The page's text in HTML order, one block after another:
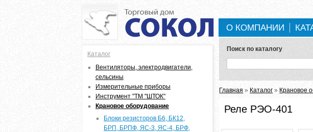
О КОМПАНИИ
Поиск по каталогу
Вы здесь
Главная»Каталог »Крановое
Реле РЭО-401
Каталог
Вентиляторы, электродвигатели,
сельсины
Измерительные приборы
Инструмент "ТМ "ШТОК"
Крановое оборудование
Блоки резисторов Б6, БК12,
БРП, БРПФ, ЯС-3, ЯС-4, БРФ,